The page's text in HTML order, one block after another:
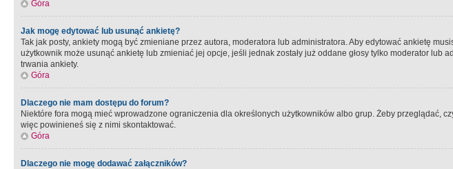
Góra
Jak mogę edytować lub usunąć ankietę?
Tak jak posty, ankiety mogą być zmieniane przez autora, moderatora lub administratora. Aby edytować ankietę
użytkownik może usunąć ankietę lub zmieniać jej opcje, jeśli jednak zostały już oddane głosy tylko moderator
trwania ankiety.
Góra
Dlaczego nie mam dostępu do forum?
Niektóre fora mogą mieć wprowadzone ograniczenia dla określonych użytkowników albo grup. Żeby przeglądać,
więc powinieneś się z nimi skontaktować.
Góra
Dlaczego nie mogę dodawać załączników?